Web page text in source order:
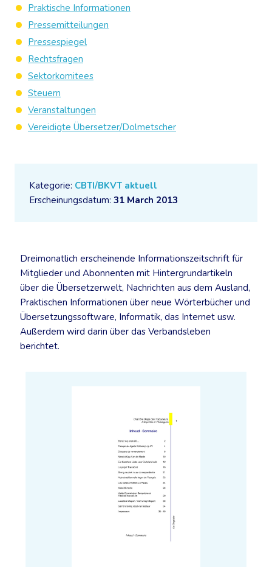
Kategorie: CBTI/BKVT aktuell
Erscheinungsdatum: 31 March 2013
Dreimonatlich erscheinende Informationszeitschrift für
Mitglieder und Abonnenten mit Hintergrundartikeln
über die Übersetzerwelt, Nachrichten aus dem Ausland,
Praktischen Informationen über neue Wörterbücher und
Übersetzungssoftware, Informatik, das Internet usw.
Außerdem wird darin über das Verbandsleben
berichtet.
Praktische Informationen
Pressemitteilungen
Pressespiegel
Rechtsfragen
Sektorkomitees
Steuern
Veranstaltungen
Vereidigte Übersetzer/Dolmetscher